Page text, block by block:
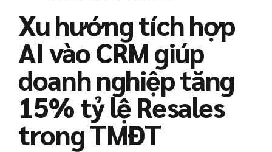
Xu hướng tích hợp
AI vào CRM giúp
doanh nghiệp tăng
15% tỷ lệ Resales
trong TMĐT